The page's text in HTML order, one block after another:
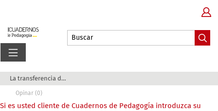
La transferencia de conocimiento entre universi...
Opinar (0)
Si es usted cliente de Cuadernos de Pedagogía introduzca su